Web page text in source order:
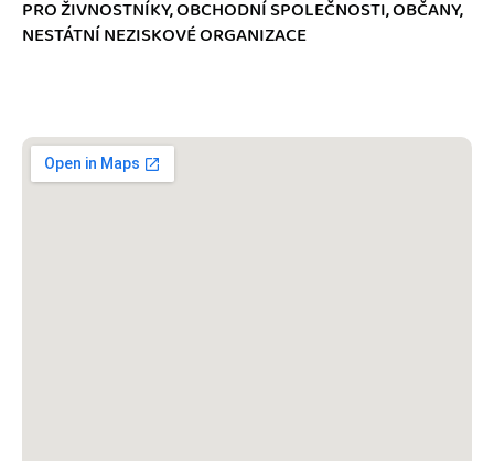
Katalog doplňků
Blog
Fakturační poradna
PRO ŽIVNOSTNÍKY, OBCHODNÍ SPOLEČNOSTI, OBČANY,
NESTÁTNÍ NEZISKOVÉ ORGANIZACE